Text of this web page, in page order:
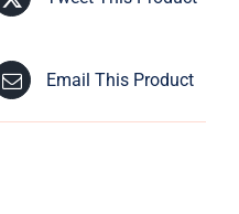
Email This Product